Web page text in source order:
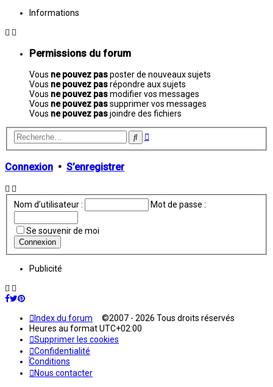
Informations
Permissions du forum
Vous ne pouvez pasposter de nouveaux sujets
Vous ne pouvez pasrépondre aux sujets
Vous ne pouvez pasmodifier vos messages
Vous ne pouvez passupprimer vos messages
Vous ne pouvez pasjoindre des fichiers
Rechercher
Recherche
Connexion • S’enregistrer
Nom d’utilisateur : Mot de passe :
Se souvenir de moi
Publicité
Index du forum ©2007 - 2026 Tous droits réservés
Heures au formatUTC+02:00
Supprimer les cookies
Confidentialité
Conditions
Nous contacter